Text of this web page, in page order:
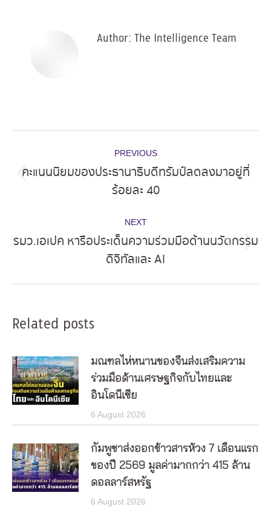
Author: The Intelligence Team
navigation
PREVIOUS
post:
คะแนนนิยมของประธานาธิบดีทรัมป์ลดลงมาอยู่ที่
ร้อยละ 40
NEXT
post:
รมว.เอเปค หารือประเด็นความร่วมมือด้านนวัตกรรม
ดิจิทัลและ AI
Related posts
มณฑลไห่หนานของจีนส่งเสริมความ
ร่วมมือด้านเศรษฐกิจกับไทยและ
อินโดนีเซีย
6 August 2026
กัมพูชาส่งออกข้าวสารห้วง 7 เดือนแรก
ของปี 2569 มูลค่ามากกว่า 415 ล้าน
ดอลลาร์สหรัฐ
6 August 2026